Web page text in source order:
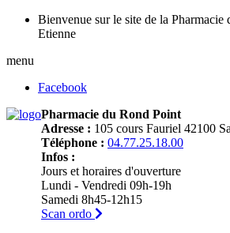
Bienvenue sur le site de la
Etienne
menu
Facebook
Pharmacie du Rond Point
Adresse : 105 cours Fauriel 42100
Téléphone : 04.77.25.18.00
Infos :
Jours et horaires d'ouverture
Lundi - Vendredi 09h-19h
Samedi 8h45-12h15
Scan ordo